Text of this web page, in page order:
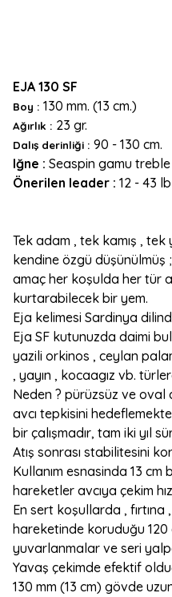
EJA 130 SF
Boy : 130 mm. (13 cm.)
Ağırlık : 23 gr.
Dalış derinliği : 90 - 130 cm.
Iğne : Seaspin gamu
Önerilen leader : 12 - 43 lb
Tek adam , tek kamış ,
kendine özgü düşünülmüş
amaç her koşulda her tür
kurtarabilecek bir yem.
Eja kelimesi Sardinya
Eja SF kutunuzda daimi
yazili orkinos , ceylan
, yayın , kocaagız vb.
Neden ? pürüzsüz ve oval
avcı tepkisini
bir çalışmadır, tam iki yıl
Atış sonrası stabilitesini
Kullanım esnasinda 13
hareketler avcıya çekim
En sert koşullarda ,
hareketinde koruduğu 120
yuvarlanmalar ve seri
Yavaş çekimde efektif
130 mm (13 cm) gövde